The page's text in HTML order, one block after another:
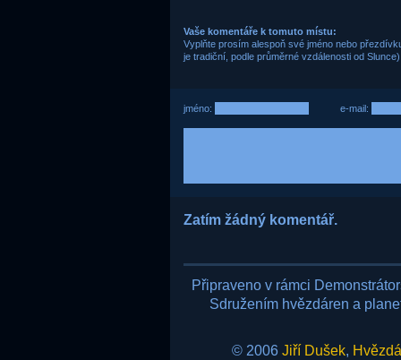
Vaše komentáře k tomuto místu:
Vyplňte prosím alespoň své jméno nebo
je tradiční, podle průměrné vzdálenosti od
jméno: e-mail:
Zatím žádný komentář.
Připraveno v rámci
Sdružením hvězdáren a
© 2006 Jiří Dušek,